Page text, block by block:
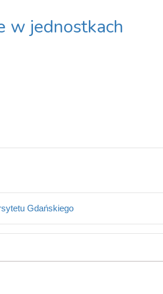
w jednostkach
Gdańskiego